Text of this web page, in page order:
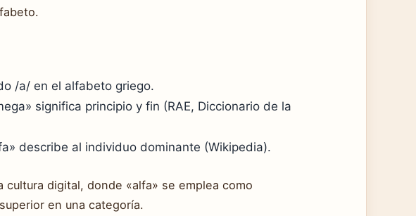
/a/ en el alfabeto griego.
significa principio y fin (RAE, Diccionario de la
describe al individuo dominante (Wikipedia).
digital, donde «alfa» se emplea como
en una categoría.